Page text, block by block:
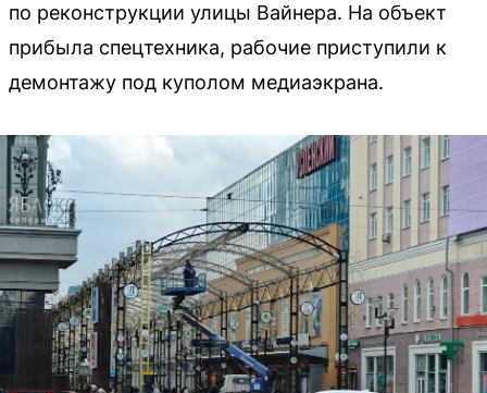
по реконструкции улицы Вайнера. На объект
прибыла спецтехника, рабочие приступили к
демонтажу под куполом медиаэкрана.